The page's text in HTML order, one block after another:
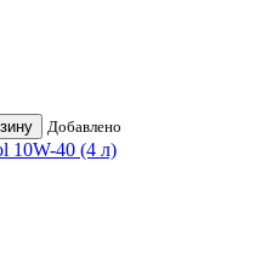
Добавлено
10W-40 (4 л)